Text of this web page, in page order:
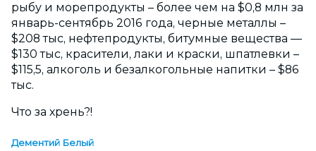
рыбу и морепродукты – более чем на $0,8 млн за
январь-сентябрь 2016 года, черные металлы –
$208 тыс, нефтепродукты, битумные вещества —
$130 тыс, красители, лаки и краски, шпатлевки –
$115,5, алкоголь и безалкогольные напитки – $86
тыс.
Что за хрень?!
Дементий Белый